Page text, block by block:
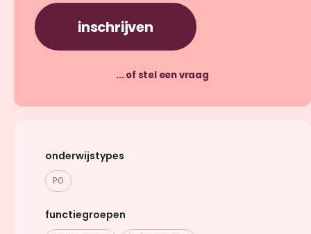
inschrijven
... of stel een vraag
onderwijstypes
PO
functiegroepen